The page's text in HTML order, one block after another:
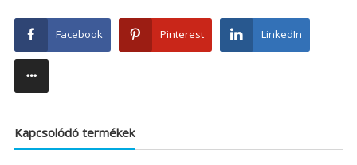
Facebook Pinterest LinkedIn
Kapcsolódó termékek